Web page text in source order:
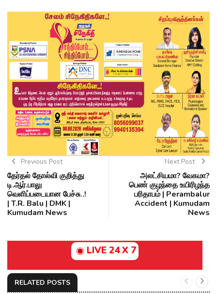
Previous Post
தேர்தல் தோல்வி குறித்து
டி.ஆர்.பாலு
வெளிப்படையான பேச்சு..!
| T.R. Balu | DMK |
Kumudam News
Next Post
அலட்சியமா? வேகமா?
பெண் குழந்தை உயிரிழந்த
பரிதாபம் | Perambalur
Accident | Kumudam
News
LIVE 24 X 7
RELATED POSTS